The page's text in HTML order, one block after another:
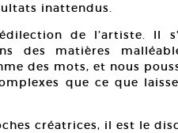
inattendus.
de l’artiste. Il
des matières
des mots, et nous
que ce que
créatrices, il est le